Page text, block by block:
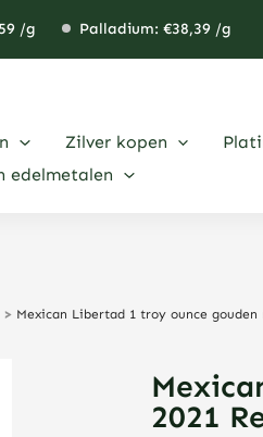
/g Palladium: €38,39 /g
Zilver kopen
edelmetalen
> Mexican Libertad 1 troy ounce gouden
2021